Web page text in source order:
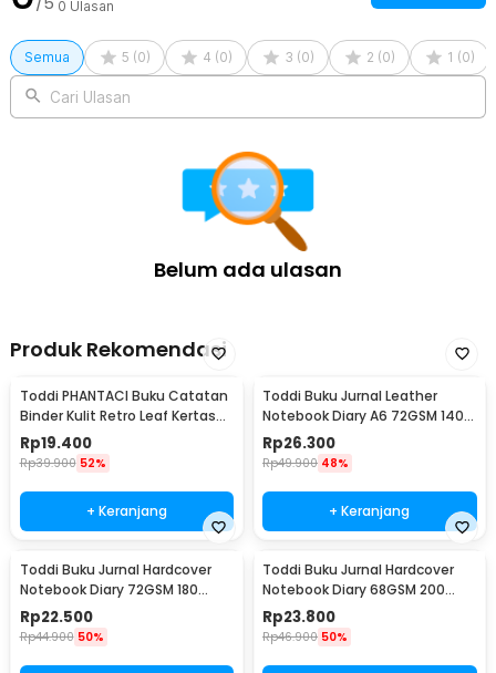
0 Ulasan
Semua 5 (0) 4 (0) 3 (0) 2 (0) 1 (0)
Cari Ulasan
Belum ada ulasan
Produk Rekomendasi
Toddi PHANTACI Buku Catatan
Binder Kulit Retro Leaf Kertas
B7 - ZB-20
Rp19.400
Rp39.900 52%
+ Keranjang
Toddi Buku Jurnal Leather
Notebook Diary A6 72GSM 140
Halaman Blank - ZB-30
Rp26.300
Rp49.900 48%
+ Keranjang
Toddi Buku Jurnal Hardcover
Notebook Diary 72GSM 180
Halaman Lined - CW-24
Rp22.500
Rp44.900 50%
Toddi Buku Jurnal Hardcover
Notebook Diary 68GSM 200
Halaman Lined - CW-28
Rp23.800
Rp46.900 50%